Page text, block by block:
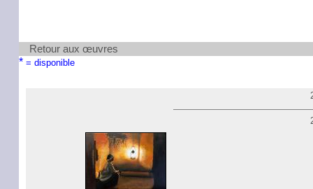
Retour aux œuvres
*= disponible